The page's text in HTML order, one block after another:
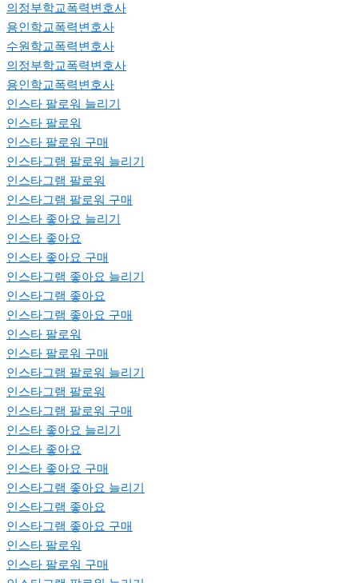
의정부학교폭력변호사
용인학교폭력변호사
수원학교폭력변호사
의정부학교폭력변호사
용인학교폭력변호사
인스타 팔로워 늘리기
인스타 팔로워
인스타 팔로워 구매
인스타그램 팔로워 늘리기
인스타그램 팔로워
인스타그램 팔로워 구매
인스타 좋아요 늘리기
인스타 좋아요
인스타 좋아요 구매
인스타그램 좋아요 늘리기
인스타그램 좋아요
인스타그램 좋아요 구매
인스타 팔로워
인스타 팔로워 구매
인스타그램 팔로워 늘리기
인스타그램 팔로워
인스타그램 팔로워 구매
인스타 좋아요 늘리기
인스타 좋아요
인스타 좋아요 구매
인스타그램 좋아요 늘리기
인스타그램 좋아요
인스타그램 좋아요 구매
인스타 팔로워
인스타 팔로워 구매